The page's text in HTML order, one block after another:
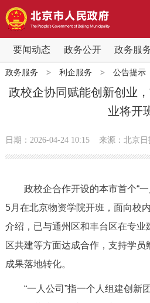
要闻动态 政务公开 政务服
要闻动态
党中央精神 国务院信息
会议信息
市领导 机构职能
政策兑现 政策解读
政务服务 > 利企服务 > 公告提示
政校企协同赋能创新创业
业将开
日期：2026-04-24 10:15 来源：北京日
政校企合作开设的本市首个“一
5月在北京物资学院开班，面向校
介绍，已与通州区和丰台区在专业
区共建等方面达成合作，支持学
成果落地转化。
“一人公司”指一个人组建创新